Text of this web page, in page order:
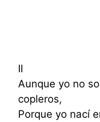
II
Aunque yo no
copleros,
Porque yo nací